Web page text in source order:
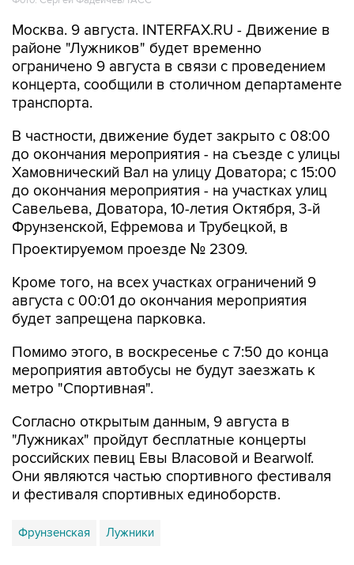
Москва. 9 августа. INTERFAX.RU - Движение в
районе "Лужников" будет временно
ограничено 9 августа в связи с проведением
концерта, сообщили в столичном департаменте
транспорта.
В частности, движение будет закрыто с 08:00
до окончания мероприятия - на съезде с улицы
Хамовнический Вал на улицу Доватора; с 15:00
до окончания мероприятия - на участках улиц
Савельева, Доватора, 10-летия Октября, 3-й
Фрунзенской, Ефремова и Трубецкой, в
Проектируемом проезде № 2309.
Кроме того, на всех участках ограничений 9
августа с 00:01 до окончания мероприятия
будет запрещена парковка.
Помимо этого, в воскресенье с 7:50 до конца
мероприятия автобусы не будут заезжать к
метро "Спортивная".
Согласно открытым данным, 9 августа в
"Лужниках" пройдут бесплатные концерты
российских певиц Евы Власовой и Bearwolf.
Они являются частью спортивного фестиваля
и фестиваля спортивных единоборств.
Фрунзенская Лужники